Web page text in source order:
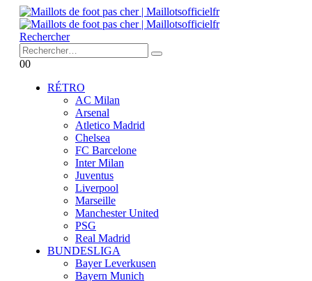
Rechercher
00
RÉTRO
AC Milan
Arsenal
Atletico Madrid
Chelsea
FC Barcelone
Inter Milan
Juventus
Liverpool
Marseille
Manchester United
PSG
Real Madrid
BUNDESLIGA
Bayer Leverkusen
Bayern Munich